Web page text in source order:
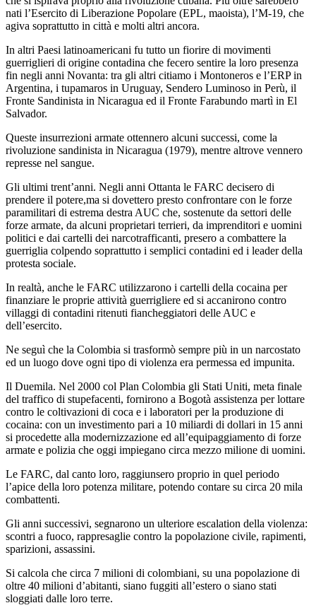
nati l’Esercito di Liberazione Popolare (EPL, maoista), l’M-19, che
agiva soprattutto in città e molti altri ancora.
In altri Paesi latinoamericani fu tutto un fiorire di movimenti
guerriglieri di origine contadina che fecero sentire la loro presenza
fin negli anni Novanta: tra gli altri citiamo i Montoneros e l’ERP in
Argentina, i tupamaros in Uruguay, Sendero Luminoso in Perù, il
Fronte Sandinista in Nicaragua ed il Fronte Farabundo martì in El
Salvador.
Queste insurrezioni armate ottennero alcuni successi, come la
rivoluzione sandinista in Nicaragua (1979), mentre altrove vennero
represse nel sangue.
Gli ultimi trent’anni. Negli anni Ottanta le FARC decisero di
prendere il potere,ma si dovettero presto confrontare con le forze
paramilitari di estrema destra AUC che, sostenute da settori delle
forze armate, da alcuni proprietari terrieri, da imprenditori e uomini
politici e dai cartelli dei narcotrafficanti, presero a combattere la
guerriglia colpendo soprattutto i semplici contadini ed i leader della
protesta sociale.
In realtà, anche le FARC utilizzarono i cartelli della cocaina per
finanziare le proprie attività guerrigliere ed si accanirono contro
villaggi di contadini ritenuti fiancheggiatori delle AUC e
dell’esercito.
Ne seguì che la Colombia si trasformò sempre più in un narcostato
ed un luogo dove ogni tipo di violenza era permessa ed impunita.
Il Duemila. Nel 2000 col Plan Colombia gli Stati Uniti, meta finale
del traffico di stupefacenti, fornirono a Bogotà assistenza per lottare
contro le coltivazioni di coca e i laboratori per la produzione di
cocaina: con un investimento pari a 10 miliardi di dollari in 15 anni
si procedette alla modernizzazione ed all’equipaggiamento di forze
armate e polizia che oggi impiegano circa mezzo milione di uomini.
Le FARC, dal canto loro, raggiunsero proprio in quel periodo
l’apice della loro potenza militare, potendo contare su circa 20 mila
combattenti.
Gli anni successivi, segnarono un ulteriore escalation della violenza:
scontri a fuoco, rappresaglie contro la popolazione civile, rapimenti,
sparizioni, assassini.
Si calcola che circa 7 milioni di colombiani, su una popolazione di
oltre 40 milioni d’abitanti, siano fuggiti all’estero o siano stati
sloggiati dalle loro terre.